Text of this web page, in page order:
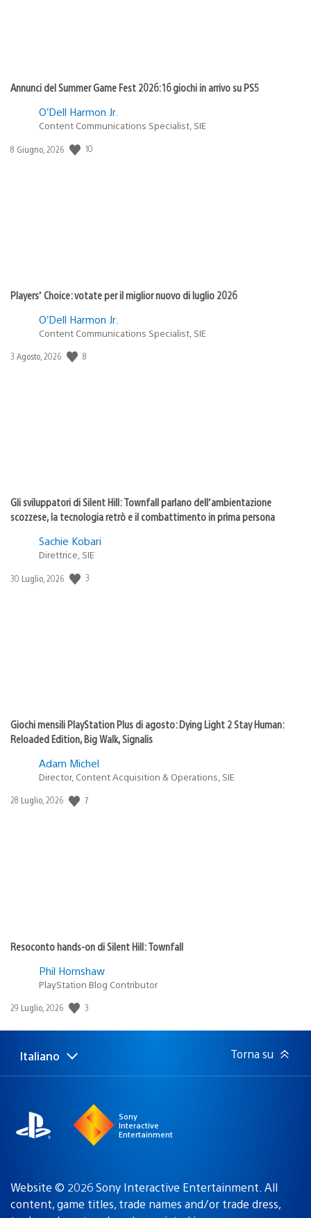
Annunci del Summer Game Fest 2026: 16 giochi in arrivo su PS5
O’Dell Harmon Jr.
Content Communications Specialist, SIE
Data
8 Giugno, 2026 10
Players’ Choice: votate per il miglior nuovo di luglio 2026
O’Dell Harmon Jr.
Content Communications Specialist, SIE
Data
3 Agosto, 2026 8
Gli sviluppatori di Silent Hill: Townfall parlano dell’ambientazione
scozzese, la tecnologia retrò e il combattimento in prima persona
Sachie Kobari
Direttrice, SIE
Data
30 Luglio, 2026 3
Giochi mensili PlayStation Plus di agosto: Dying Light 2 Stay Human:
Reloaded Edition, Big Walk, Signalis
Adam Michel
Director, Content Acquisition & Operations, SIE
Data
28 Luglio, 2026 7
Resoconto hands-on di Silent Hill: Townfall
Phil Hornshaw
PlayStation Blog Contributor
Data
pubblicazione:
29 Luglio, 2026 3
Seleziona
una
Regione
attuale:
Italiano Torna su
Sony
Interactive
Entertainment
Website © 2026 Sony Interactive Entertainment. All
content, game titles, trade names and/or trade dress,